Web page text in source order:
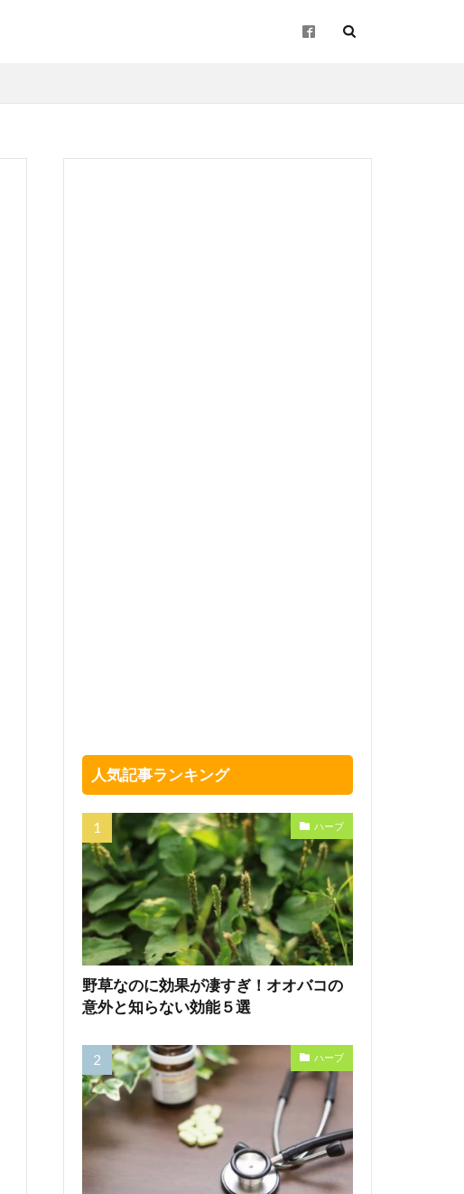
人気記事ランキング
ハーブ
野草なのに効果が凄すぎ！オオバコの
意外と知らない効能５選
ハーブ